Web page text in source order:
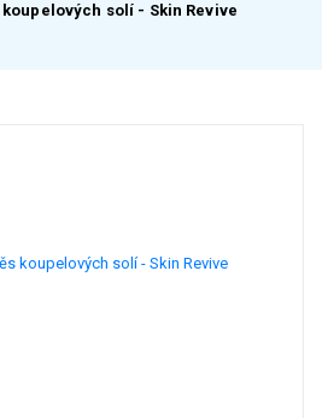
solí - Skin Revive